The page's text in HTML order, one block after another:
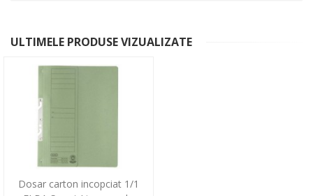
ULTIMELE PRODUSE VIZUALIZATE
Dosar carton incopciat 1/1